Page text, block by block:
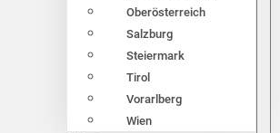
Oberösterreich
Salzburg
Steiermark
Tirol
Vorarlberg
Wien